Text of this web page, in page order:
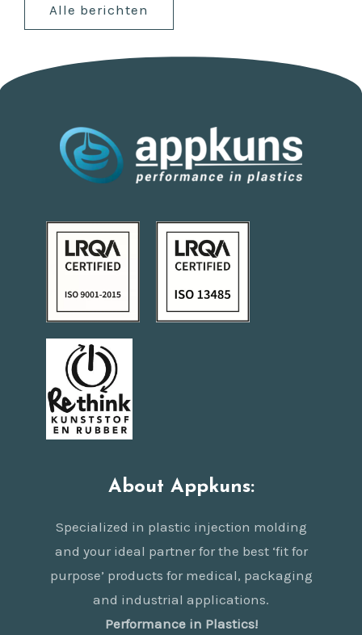
Alle berichten
About Appkuns:
Specialized in plastic injection molding
and your ideal partner for the best ‘fit for
purpose’ products for medical, packaging
and industrial applications.
Performance in Plastics!